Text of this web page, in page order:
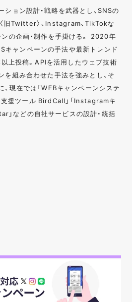
ョン設計・戦略を武器とし、SNSの
旧Twitter〉、Instagram、TikTokな
の企画・制作を手掛ける。 2020年
キャンペーンの手法や最新トレンド
上投稿。APIを活用したウェブ技術
を組み合わせた手法を強みとし、そ
現在では「WEBキャンペーンシステ
支援ツール BirdCall」「Instagramキ
」などの自社サービスの設計・統括